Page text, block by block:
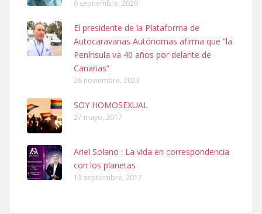
Ninfa perdida
El día 5 se los perdió una ninfa papillera, asustada tiene miedo a la
calle, se perdió por la zon...
Leales.org » Gran Canaria
6.7.2025
Adopcion
Busco casa de acogida para mi perrita ya que por temas de trabajo
no la puedo tener. Solo gente r...
6 septiembre, 2020
El presidente de la Plataforma de
Autocaravanas Autónomas afirma que “la
Península va 40 años por delante de
Canarias”
26 noviembre, 2023
SOY HOMOSEXUAL
27 mayo, 2017
Ariel Solano : La vida en correspondencia
con los planetas
13 septiembre, 2017